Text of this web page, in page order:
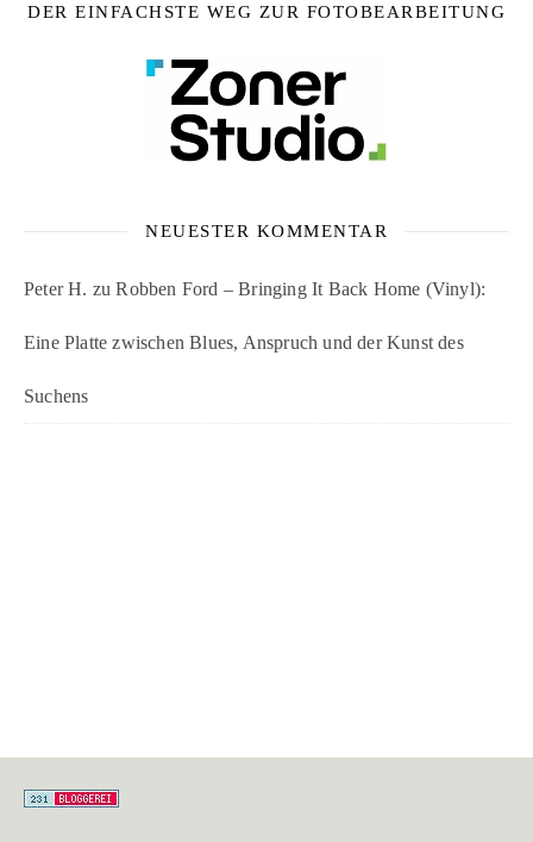
DER EINFACHSTE WEG ZUR FOTOBEARBEITUNG
NEUESTER KOMMENTAR
Peter H. zuRobben Ford – Bringing It Back Home (Vinyl):
Eine Platte zwischen Blues, Anspruch und der Kunst des
Suchens